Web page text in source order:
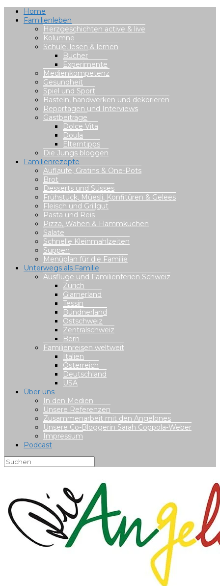
Home
Familienleben
Herzgeschichten active & live
Kolumne
Schule, lesen & lernen
Bücher
Experimente
Medienkompetenz
Gesundheit
Spiel und Sport
Basteln, handwerken und dekorieren
Reportagen und Interviews
Gastbeiträge
Dolce Vita
Doula
Elterntipps
Die Jungs bloggen
Familienrezepte
Aufläufe, Gratins & One-Pots
Brot
Desserts und Süsses
Frühstück, Müesli, Konfitüren & Gelees
Fleisch und Grillgut
Pasta und Reis
Pizza, Wähen & Flammkuchen
Salate
Schnelle Kleinmahlzeiten
Suppen
Menüplan für die Familie
Unterwegs als Familie
Ausflüge und Familienferien Schweiz
Zürich
Glarnerland
Tessin
Bündnerland
Ostschweiz
Zentralschweiz
Bern
Familienreisen weltweit
Italien
Österreich
Deutschland
USA
Über uns
In den Medien
Unsere Referenzen
Zusammenarbeit mit den Angelones
Unsere Co-Bloggerin Sarah Coppola-Weber
Impressum
Podcast